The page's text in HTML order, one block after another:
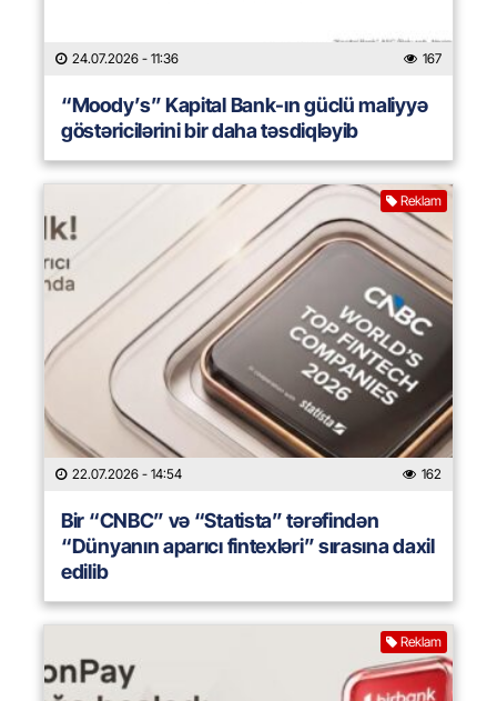
24.07.2026 - 11:36 167
“Moody’s” Kapital Bank-ın güclü maliyyə
göstəricilərini bir daha təsdiqləyib
Reklam
22.07.2026 - 14:54 162
Bir “CNBC” və “Statista” tərəfindən
“Dünyanın aparıcı fintexləri” sırasına daxil
edilib
Reklam